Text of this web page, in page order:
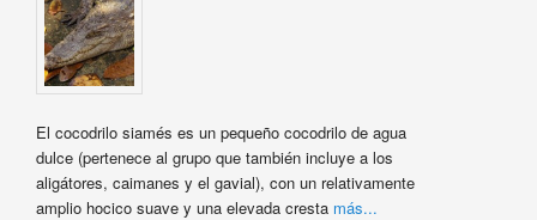
El cocodrilo siamés es un pequeño cocodrilo de agua
dulce (pertenece al grupo que también incluye a los
aligátores, caimanes y el gavial), con un relativamente
amplio hocico suave y una elevada cresta más...